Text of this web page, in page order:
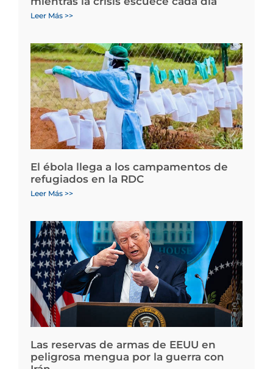
Leer Más >>
El ébola llega a los campamentos de
refugiados en la RDC
Leer Más >>
Las reservas de armas de EEUU en
peligrosa mengua por la guerra con